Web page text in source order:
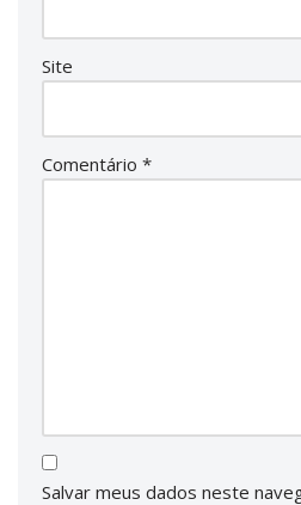
Site
Comentário *
Salvar meus dados neste